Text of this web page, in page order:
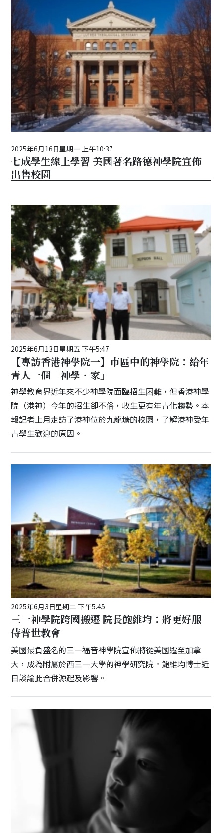
2025年6月16日星期一 上午10:37
七成學生線上學習 美國著名路德神學院宣佈
出售校園
2025年6月13日星期五 下午5:47
【專訪香港神學院一】巿區中的神學院：給年
青人一個「神學‧家」
神學教育界近年來不少神學院面臨招生困難，但香港神學
院（港神）今年的招生卻不俗，收生更有年青化趨勢。本
報記者上月走訪了港神位於九龍塘的校園，了解港神受年
青學生歡迎的原因。
2025年6月3日星期二 下午5:45
三一神學院跨國搬遷 院長鮑維均：將更好服
侍普世教會
美國最負盛名的三一福音神學院宣佈將從美國遷至加拿
大，成為附屬於西三一大學的神學研究院。鮑維均博士近
日談論此合併源起及影響。